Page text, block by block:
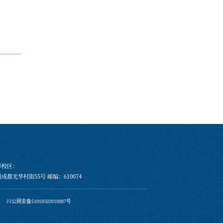
区：
都光华村街55号 邮编：610074
川公网安备51010502010087号